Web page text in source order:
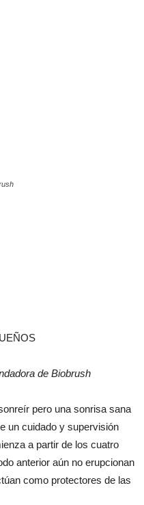
de Biobrush
pero una sonrisa sana
un cuidado y supervisión
a partir de los cuatro
anterior aún no erupcionan
como protectores de las